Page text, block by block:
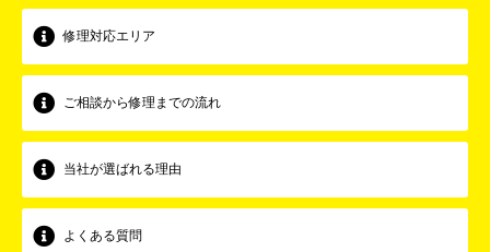
修理対応エリア
ご相談から修理までの流れ
当社が選ばれる理由
よくある質問